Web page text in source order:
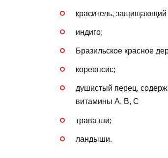
краситель, защищающий
индиго;
Бразильское красное
кореопсис;
душистый перец,
витамины A, B, C
трава ши;
ландыши.